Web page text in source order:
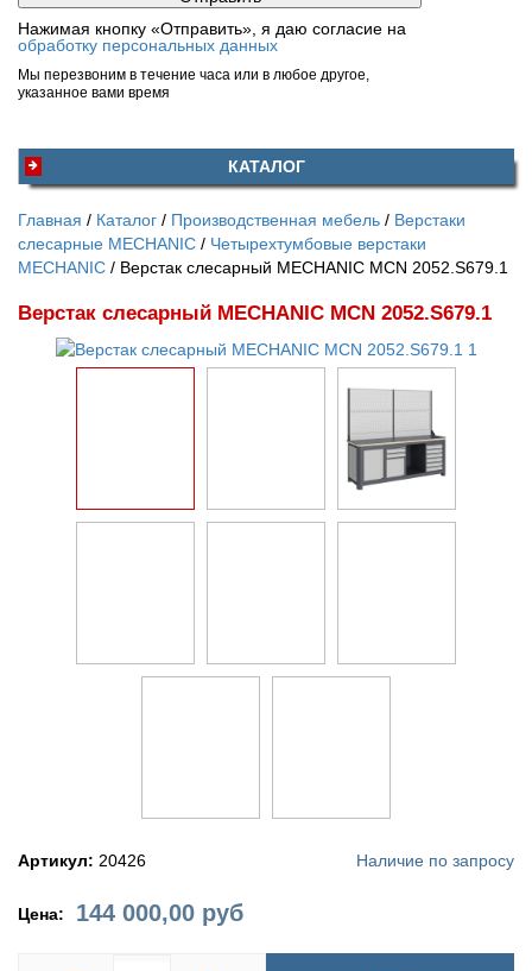
Нажимая кнопку «Отправить», я даю согласие на
обработку персональных данных
Мы перезвоним в течение часа или в любое другое,
указанное вами время
КАТАЛОГ
Главная Каталог Производственная мебель
Верстаки
слесарные MECHANIC
Четырехтумбовые верстаки
MECHANIC
Верстак слесарный MECHANIC MCN 2052.S679.1
Верстак слесарный MECHANIC MCN 2052.S679.1
Артикул: 20426 Наличие по запросу
Цена: 144 000,00 руб